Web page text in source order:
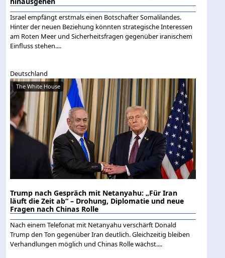
Israel empfängt erstmals einen Botschafter Somalilandes.
Hinter der neuen Beziehung könnten strategische Interessen
am Roten Meer und Sicherheitsfragen gegenüber iranischem
Einfluss stehen....
Deutschland
The White House
Trump nach Gespräch mit Netanyahu: „Für Iran
läuft die Zeit ab“ – Drohung, Diplomatie und neue
Fragen nach Chinas Rolle
Nach einem Telefonat mit Netanyahu verschärft Donald
Trump den Ton gegenüber Iran deutlich. Gleichzeitig bleiben
Verhandlungen möglich und Chinas Rolle wächst....